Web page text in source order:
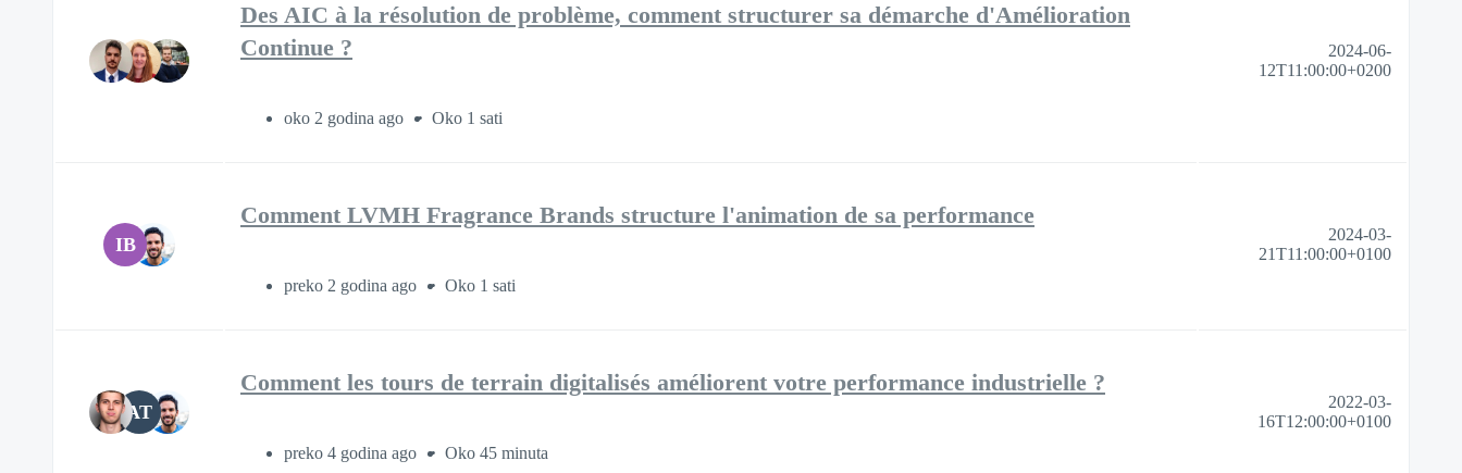
Des AIC à la résolution de problème, comment structurer sa démarche d'Amélioration
Continue ?
oko 2 godina ago Oko 1 sati
2024-06-
12T11:00:00+0200
IB
Comment LVMH Fragrance Brands structure l'animation de sa performance
preko 2 godina ago Oko 1 sati
2024-03-
21T11:00:00+0100
AT
Comment les tours de terrain digitalisés améliorent votre performance industrielle ?
preko 4 godina ago Oko 45 minuta
2022-03-
16T12:00:00+0100